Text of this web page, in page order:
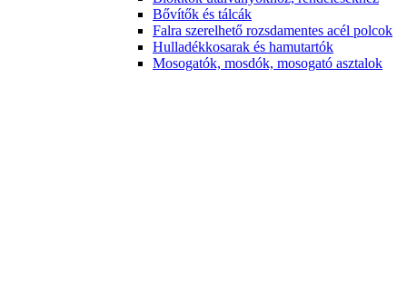
Bővítők és tálcák
Falra szerelhető rozsdamentes acél polcok
Hulladékkosarak és hamutartók
Mosogatók, mosdók, mosogató asztalok